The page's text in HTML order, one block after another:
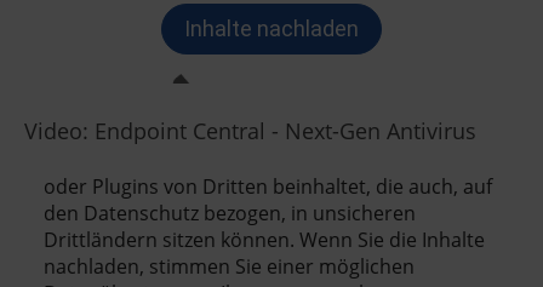
Video: Endpoint Central - Next-Gen Antivirus